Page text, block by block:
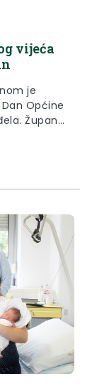
vijeća
je
Općine
Župan
Bartoliću